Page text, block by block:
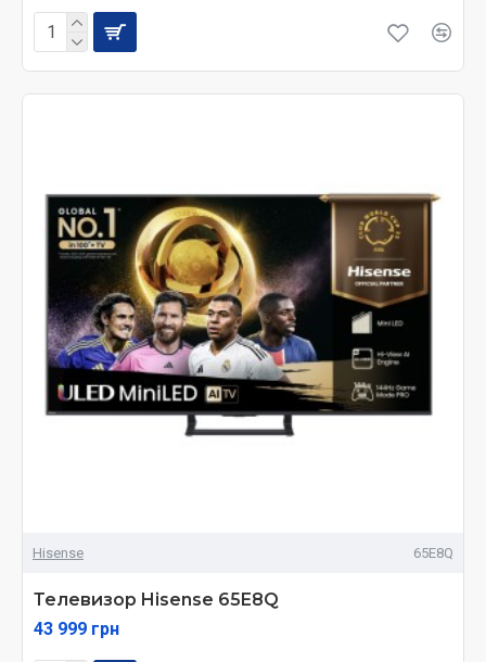
Hisense 65E8Q
Телевизор Hisense 65E8Q
43 999 грн